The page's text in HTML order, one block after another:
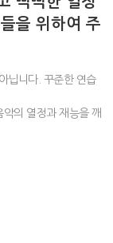
을 위하여 주
닙니다. 꾸준한 연습
의 열정과 재능을 깨